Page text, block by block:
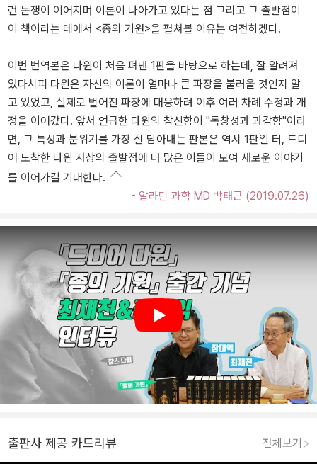
런 논쟁이 이어지며 이론이 나아가고 있다는 점 그리고 그 출발점이
이 책이라는 데에서 <종의 기원>을 펼쳐볼 이유는 여전하겠다.
이번 번역본은 다윈이 처음 펴낸 1판을 바탕으로 하는데, 잘 알려져
있다시피 다윈은 자신의 이론이 얼마나 큰 파장을 불러올 것인지 알
고 있었고, 실제로 벌어진 파장에 대응하려 이후 여러 차례 수정과 개
정을 이어갔다. 앞서 언급한 다윈의 참신함이 "독창성과 과감함"이라
면, 그 특성과 분위기를 가장 잘 담아내는 판본은 역시 1판일 터, 드디
어 도착한 다윈 사상의 출발점에 더 많은 이들이 모여 새로운 이야기
를 이어가길 기대한다.
- 알라딘 과학 MD 박태근 (2019.07.26)
Play
출판사 제공 카드리뷰 전체보기